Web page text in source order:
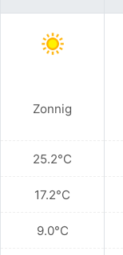
Zonnig
25.2°C
17.2°C
9.0°C